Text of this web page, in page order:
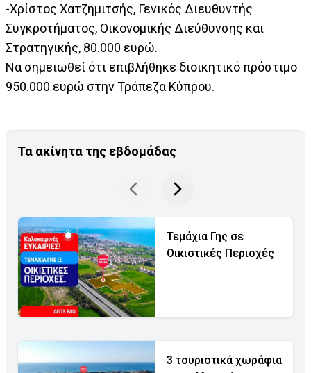
-Χρίστος Χατζημιτσής, Γενικός Διευθυντής
Συγκροτήματος, Οικονομικής Διεύθυνσης και
Στρατηγικής, 80.000 ευρώ.
Να σημειωθεί ότι επιβλήθηκε διοικητικό πρόστιμο
950.000 ευρώ στην Τράπεζα Κύπρου.
Τα ακίνητα της εβδομάδας
Τεμάχια Γης σε
Οικιστικές Περιοχές
3 τουριστικά χωράφια